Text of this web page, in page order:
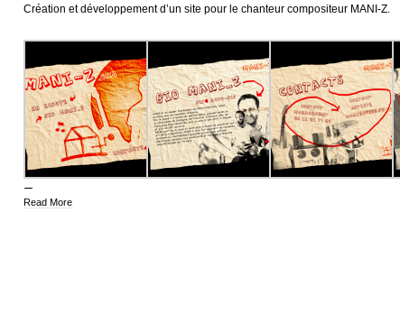
Création et développement d’un site pour le chanteur compositeur MANI-Z.
Read More